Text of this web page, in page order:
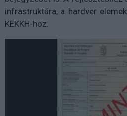
infrastruktúra, a hardver
KEKKH-hoz.